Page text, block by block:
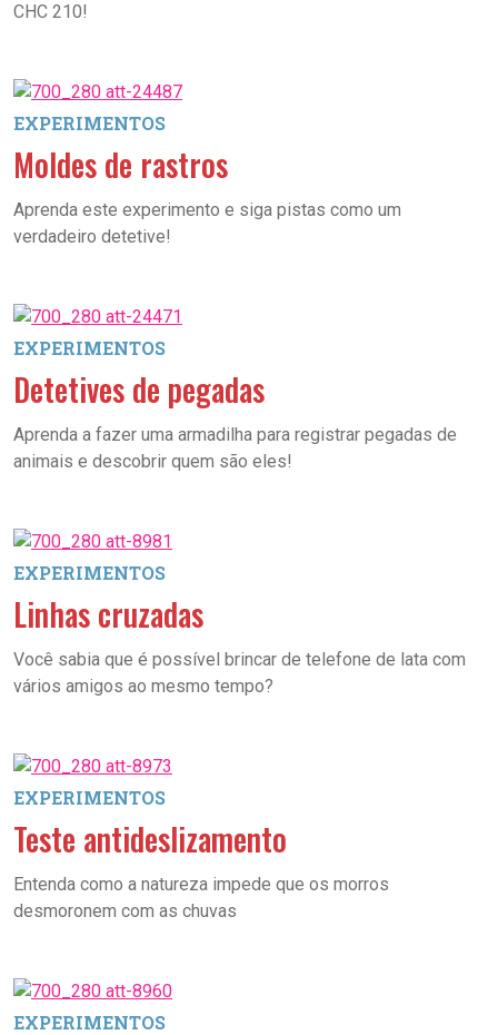
CHC 210!
EXPERIMENTOS
Moldes de rastros
Aprenda este experimento e siga pistas como um
verdadeiro detetive!
EXPERIMENTOS
Detetives de pegadas
Aprenda a fazer uma armadilha para registrar pegadas de
animais e descobrir quem são eles!
EXPERIMENTOS
Linhas cruzadas
Você sabia que é possível brincar de telefone de lata com
vários amigos ao mesmo tempo?
EXPERIMENTOS
Teste antideslizamento
Entenda como a natureza impede que os morros
desmoronem com as chuvas
EXPERIMENTOS